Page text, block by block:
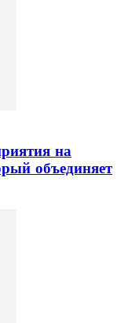
на
объединяет